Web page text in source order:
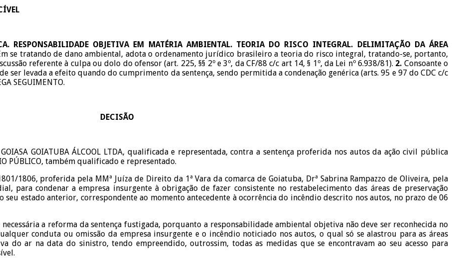
RESPONSABILIDADE OBJETIVA EM MATÉRIA AMBIENTAL. TEORIA DO RISCO INTEGRAL. DELIMITAÇÃO DA ÁREA
se tratando de dano ambiental, adota o ordenamento jurídico brasileiro a teoria do risco integral, tratando-se, portanto,
referente à culpa ou dolo do ofensor (art. 225, §§ 2º e 3º, da CF/88 c/c art 14, § 1º, da Lei nº 6.938/81). 2. Consoante o
ser levada a efeito quando do cumprimento da sentença, sendo permitida a condenação genérica (arts. 95 e 97 do CDC c/c
SEGUIMENTO.
DECISÃO
GOIATUBA ÁLCOOL LTDA, qualificada e representada, contra a sentença proferida nos autos da ação civil pública
PÚBLICO, também qualificado e representado.
1806, proferida pela MMª Juíza de Direito da 1ª Vara da comarca de Goiatuba, Drª Sabrina Rampazzo de Oliveira, pela
para condenar a empresa insurgente à obrigação de fazer consistente no restabelecimento das áreas de preservação
estado anterior, correspondente ao momento antecedente à ocorrência do incêndio descrito nos autos, no prazo de 06
a reforma da sentença fustigada, porquanto a responsabilidade ambiental objetiva não deve ser reconhecida no
conduta ou omissão da empresa insurgente e o incêndio noticiado nos autos, o qual só se alastrou para as áreas
do ar na data do sinistro, tendo empreendido, outrossim, todas as medidas que se encontravam ao seu acesso para